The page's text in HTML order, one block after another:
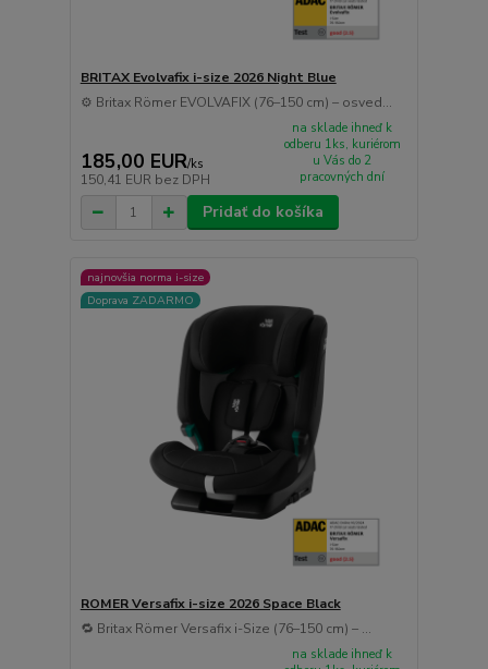
BRITAX Evolvafix i-size 2026 Night Blue
⚙️ Britax Römer EVOLVAFIX (76–150 cm) – osved...
185,00 EUR/ks
150,41 EUR bez DPH
na sklade ihneď k
odberu 1ks, kuriérom
u Vás do 2
pracovných dní
Pridať do košíka
najnovšia norma i-size
Doprava ZADARMO
ROMER Versafix i-size 2026 Space Black
🔁 Britax Römer Versafix i-Size (76–150 cm) – ...
na sklade ihneď k